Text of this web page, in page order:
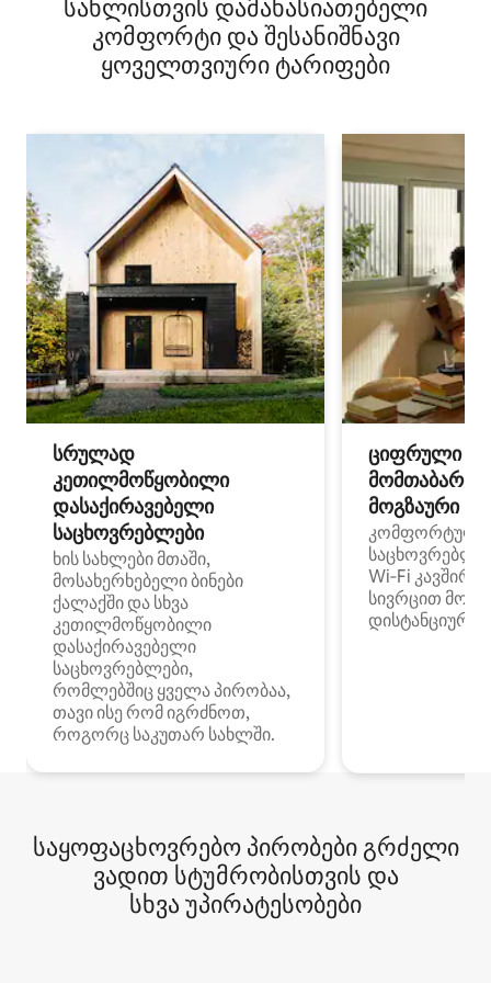
სახლისთვის დამახასიათებელი
კომფორტი და შესანიშნავი
ყოველთვიური ტარიფები
სრულად
კეთილმოწყობილი
დასაქირავებელი
საცხოვრებლები
ხის სახლები მთაში,
მოსახერხებელი ბინები
ქალაქში და სხვა
კეთილმოწყობილი
დასაქირავებელი
საცხოვრებლები,
რომლებშიც ყველა პირობაა,
თავი ისე რომ იგრძნოთ,
როგორც საკუთარ სახლში.
ციფრული
მოგზაური
კომფორტული
Wi‑Fi
სივრცით
დისტანციური
საყოფაცხოვრებო პირობები გრძელი
ვადით სტუმრობისთვის და
სხვა უპირატესობები